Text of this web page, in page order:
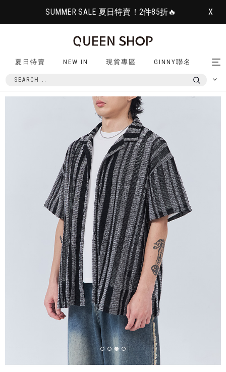
SUMMER SALE 夏日特賣！2件85折🔥 X
夏日特賣 NEW IN 現貨專區 GINNY聯名